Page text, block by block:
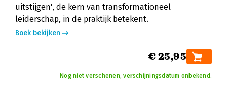
uitstijgen', de kern van transformationeel
leiderschap, in de praktijk betekent.
Boek bekijken
€ 25,95
Nog niet verschenen, verschijningsdatum onbekend.